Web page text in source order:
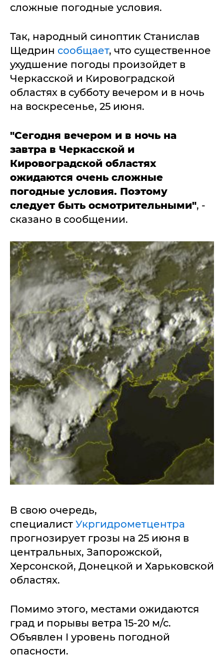
сложные погодные условия.
Так, народный синоптик Станислав
Щедрин сообщает, что существенное
ухудшение погоды произойдет в
Черкасской и Кировоградской
областях в субботу вечером и в ночь
на воскресенье, 25 июня.
"Сегодня вечером и в ночь на
завтра в Черкасской и
Кировоградской областях
ожидаются очень сложные
погодные условия. Поэтому
следует быть осмотрительными", -
сказано в сообщении.
В свою очередь,
специалист Укргидрометцентра
прогнозирует грозы на 25 июня в
центральных, Запорожской,
Херсонской, Донецкой и Харьковской
областях.
Помимо этого, местами ожидаются
град и порывы ветра 15-20 м/с.
Объявлен І уровень погодной
опасности.